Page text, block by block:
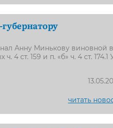
Анну Минькову виновной в
ст. 159 и п. «б» ч. 4 ст. 174.1
читать